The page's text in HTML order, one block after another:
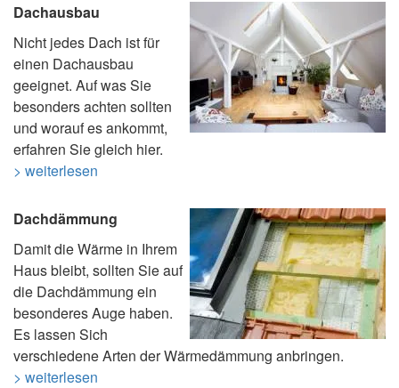
Dachausbau
Nicht jedes Dach ist für
einen Dachausbau
geeignet. Auf was Sie
besonders achten sollten
und worauf es ankommt,
erfahren Sie gleich hier.
> weiterlesen
Dachdämmung
Damit die Wärme in Ihrem
Haus bleibt, sollten Sie auf
die Dachdämmung ein
besonderes Auge haben.
Es lassen Sich
verschiedene Arten der Wärmedämmung anbringen.
> weiterlesen